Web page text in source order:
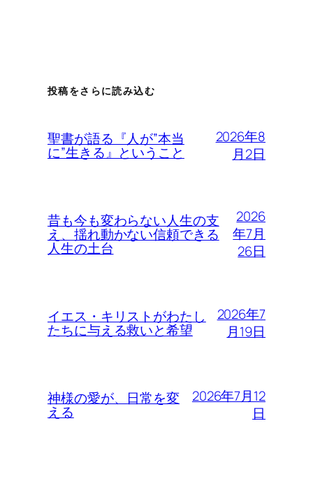
投稿をさらに読み込む
聖書が語る『人が”本当
に”生きる』ということ
2026年8
月2日
昔も今も変わらない人生の支
え、揺れ動かない信頼できる
人生の土台
2026
年7月
26日
イエス・キリストがわたし
たちに与える救いと希望
2026年7
月19日
神様の愛が、日常を変
える
2026年7月12
日